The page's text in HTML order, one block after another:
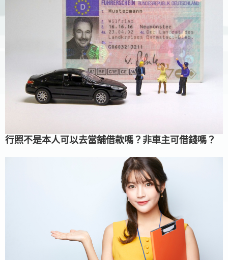
行照不是本人可以去當舖借款嗎？非車主可借錢嗎？